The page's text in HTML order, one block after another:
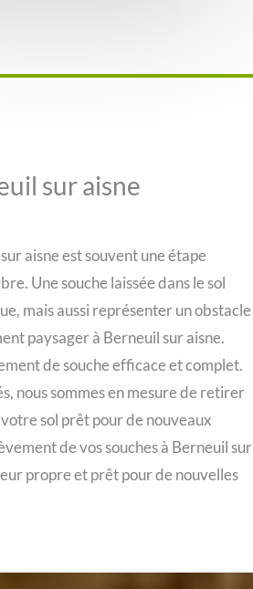
sur aisne
aisne est souvent une étape
Une souche laissée dans le sol
mais aussi représenter un obstacle
paysager à Berneuil sur aisne.
de souche efficace et complet.
nous sommes en mesure de retirer
sol prêt pour de nouveaux
de vos souches à Berneuil sur
propre et prêt pour de nouvelles